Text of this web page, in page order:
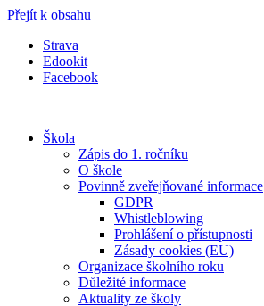
Přejít k obsahu
Strava
Edookit
Facebook
Škola
Zápis do 1. ročníku
O škole
Povinně zveřejňované informace
GDPR
Whistleblowing
Prohlášení o přístupnosti
Zásady cookies (EU)
Organizace školního roku
Důležité informace
Aktuality ze školy